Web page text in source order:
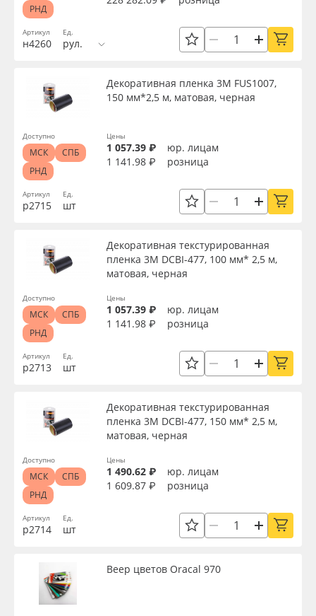
Артикул
н4260
Ед.
рул.
РНД
Артикул
р2715
Декоративная пленка 3M FUS1007,
150 мм*2,5 м, матовая, черная
Ед.
шт
Цены
1 057.39 ₽
юр. лицам
1 141.98 ₽
розница
Доступно
МСК
СПБ
РНД
Артикул
р2713
Декоративная текстурированная
пленка 3M DCBI-477, 100 мм* 2,5 м,
матовая, черная
Ед.
шт
Цены
1 057.39 ₽
юр. лицам
1 141.98 ₽
розница
Доступно
МСК
СПБ
РНД
Артикул
р2714
Декоративная текстурированная
пленка 3M DCBI-477, 150 мм* 2,5 м,
матовая, черная
Ед.
шт
Цены
1 490.62 ₽
юр. лицам
1 609.87 ₽
розница
Доступно
МСК
СПБ
РНД
Веер цветов Oracal 970